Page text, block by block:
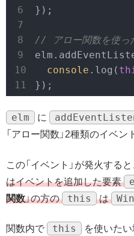
});
// アロー関数を使っ
console .log(
});
elm に
「アロー関数」2種類のイベン
この「イベント」が発火すると
はイベントを追加した要素
関数」の方の this は
関数内で this
を使いた